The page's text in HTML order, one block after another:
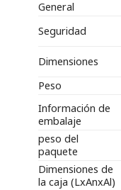
General
Seguridad
Dimensiones
Peso
Información de
embalaje
peso del
paquete
Dimensiones de
la caja (LxAnxAl)